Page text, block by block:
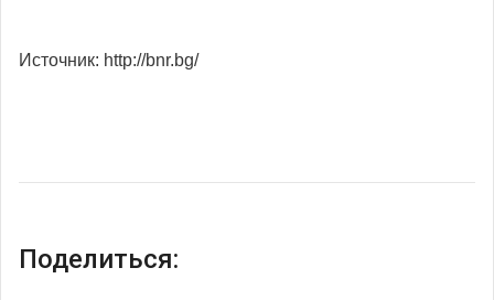
Источник: http://bnr.bg/
Поделиться: